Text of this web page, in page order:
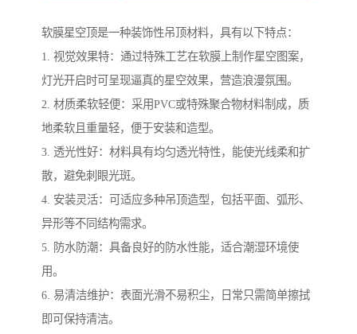
软膜星空顶是一种装饰性吊顶材料，具有以下特点：
1. 视觉效果特：通过特殊工艺在软膜上制作星空图案，
灯光开启时可呈现逼真的星空效果，营造浪漫氛围。
2. 材质柔软轻便：采用PVC或特殊聚合物材料制成，质
地柔软且重量轻，便于安装和造型。
3. 透光性好：材料具有均匀透光特性，能使光线柔和扩
散，避免刺眼光斑。
4. 安装灵活：可适应多种吊顶造型，包括平面、弧形、
异形等不同结构需求。
5. 防水防潮：具备良好的防水性能，适合潮湿环境使
用。
6. 易清洁维护：表面光滑不易积尘，日常只需简单擦拭
即可保持清洁。